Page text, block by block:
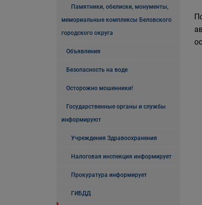
Памятники, обелиски, монументы,
мемориальные комплексы Беловского
городского округа
Объявления
Безопасность на воде
Осторожно мошенники!
Государственные органы и службы
информируют
Учреждения Здравоохранения
Налоговая инспекция информирует
Прокуратура информирует
ГИБДД